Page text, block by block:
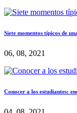
Siete momentos típicos de
06, 08, 2021
Conocer a los estudiantes: